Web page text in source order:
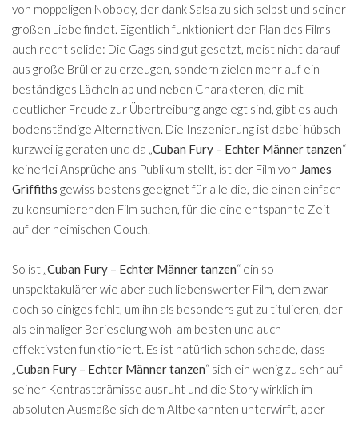
von moppeligen Nobody, der dank Salsa zu sich selbst und seiner
großen Liebe findet. Eigentlich funktioniert der Plan des Films
auch recht solide: Die Gags sind gut gesetzt, meist nicht darauf
aus große Brüller zu erzeugen, sondern zielen mehr auf ein
beständiges Lächeln ab und neben Charakteren, die mit
deutlicher Freude zur Übertreibung angelegt sind, gibt es auch
bodenständige Alternativen. Die Inszenierung ist dabei hübsch
kurzweilig geraten und da „ Cuban Fury – Echter Männer tanzen“
keinerlei Ansprüche ans Publikum stellt, ist der Film von James
Griffiths gewiss bestens geeignet für alle die, die einen einfach
zu konsumierenden Film suchen, für die eine entspannte Zeit
auf der heimischen Couch.
So ist „ Cuban Fury – Echter Männer tanzen“ ein so
unspektakulärer wie aber auch liebenswerter Film, dem zwar
doch so einiges fehlt, um ihn als besonders gut zu titulieren, der
als einmaliger Berieselung wohl am besten und auch
effektivsten funktioniert. Es ist natürlich schon schade, dass
Cuban Fury – Echter Männer tanzen“ sich ein wenig zu sehr auf
seiner Kontrastprämisse ausruht und die Story wirklich im
absoluten Ausmaße sich dem Altbekannten unterwirft, aber